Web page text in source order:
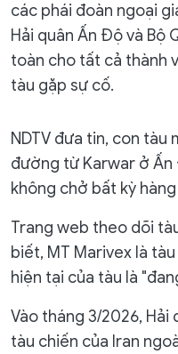
các phái đoàn ngoại
Hải quân Ấn Độ và Bộ
toàn cho tất cả thành
tàu gặp sự cố.
NDTV đưa tin, con tàu
đường từ Karwar ở
không chở bất kỳ
Trang web theo dõi
biết, MT Marivex là
hiện tại của tàu là
Vào tháng 3/2026, Hải
tàu chiến của Iran